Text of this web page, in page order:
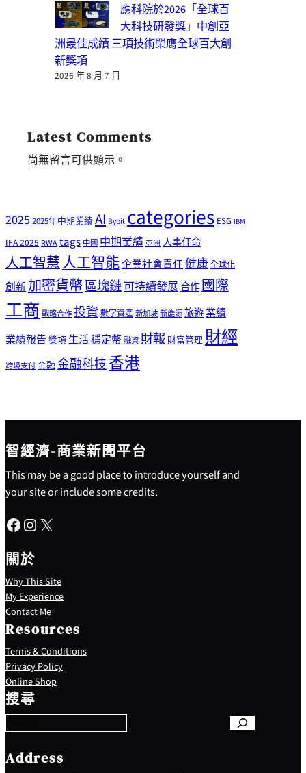
應科院於2026「全球百
大科技研發獎」中創亞
洲最佳成績 三項技術榮膺全球百大創
新獎項
2026 年 8 月 7 日
Latest Comments
尚無留言可供顯示。
2025 2025年中期業績AI Bybitcategories ESG IBM
IFA 2025 RWAtags 中國 中期業績 亞洲 人事任命
人工智慧人工智能企業社會責任健康全球化
創新加密貨幣區塊鏈可持續發展合作國際
工商 戰略合作投資數字資產新加坡新能源旅遊業績
業績報告 獎項生活穩定幣融資 財報 財富管理 財經
跨境支付金融 金融科技 香港
智經濟-商業新聞平台
This may be a good place to introduce yourself and
your site or include some credits.
Facebook Instagram X
關於
Why This Site
My Experience
Contact Me
Resources
Terms & Conditions
Privacy Policy
Online Shop
搜尋
S
e
a
c
h
Address